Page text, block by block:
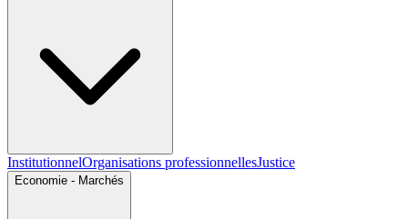
InstitutionnelOrganisations professionnellesJustice
Economie - Marchés